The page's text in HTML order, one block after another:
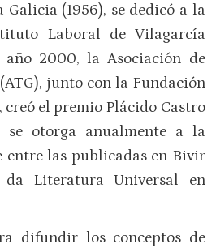
Galicia (1956), se dedicó a la
Laboral de Vilagarcía
año 2000, la Asociación de
junto con la Fundación
creó el premio Plácido Castro
se otorga anualmente a la
entre las publicadas en Bivir
Literatura Universal en
difundir los conceptos de